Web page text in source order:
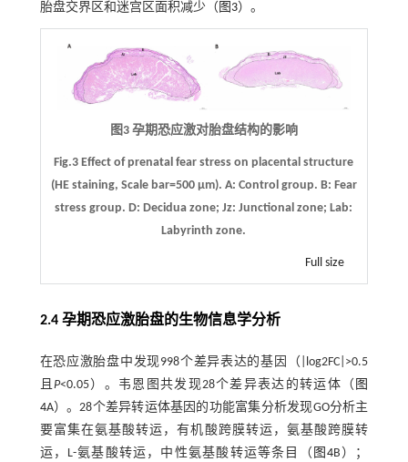
胎盘交界区和迷宫区面积减少（ 图3）。
图3 孕期恐应激对胎盘结构的影响
Fig.3 Effect of prenatal fear stress on placental structure
(HE staining, Scale bar=500 μm). A: Control group. B: Fear
stress group. D: Decidua zone; Jz: Junctional zone; Lab:
Labyrinth zone.
Full size
2.4 孕期恐应激胎盘的生物信息学分析
在恐应激胎盘中发现998个差异表达的基因（|log2FC|>0.5
且P<0.05）。韦恩图共发现28个差异表达的转运体（ 图
4A）。28个差异转运体基因的功能富集分析发现GO分析主
要富集在氨基酸转运，有机酸跨膜转运，氨基酸跨膜转
运，L-氨基酸转运，中性氨基酸转运等条目（ 图4B）；